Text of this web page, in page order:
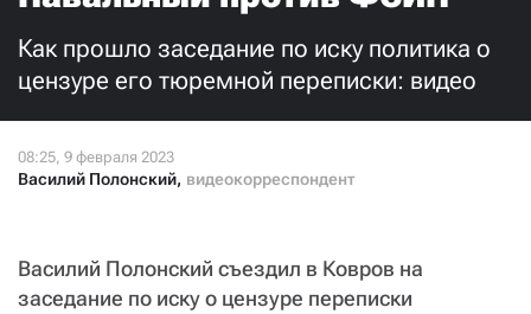
Как прошло заседание по иску политика о
цензуре его тюремной переписки: видео
Василий Полонский, видеокорреспондент
Василий Полонский съездил в Ковров на
заседание по иску о цензуре переписки